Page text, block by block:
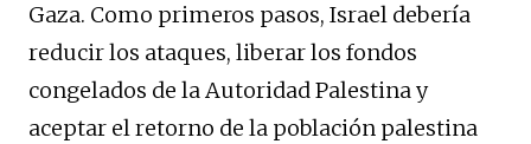
Gaza. Como primeros pasos, Israel debería
reducir los ataques, liberar los fondos
congelados de la Autoridad Palestina y
aceptar el retorno de la población palestina